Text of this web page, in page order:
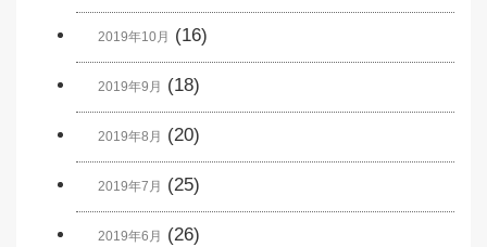
2019年10月 (16)
2019年9月 (18)
2019年8月 (20)
2019年7月 (25)
2019年6月 (26)